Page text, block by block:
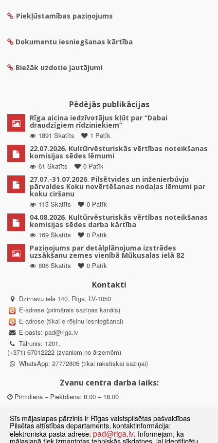
Piekļūstamības paziņojums
Dokumentu iesniegšanas kārtība
Biežāk uzdotie jautājumi
Pēdējās publikācijas
Rīga aicina iedzīvotājus kļūt par “Dabai
draudzīgiem rīdziniekiem”
1891 Skatīts
1 Patīk
22.07.2026. Kultūrvēsturiskās vērtības noteikšanas
komisijas sēdes lēmumi
61 Skatīts
0 Patīk
27.07.-31.07.2026. Pilsētvides un inženierbūvju
pārvaldes Koku novērtēšanas nodaļas lēmumi par
koku ciršanu
113 Skatīts
0 Patīk
04.08.2026. Kultūrvēsturiskās vērtības noteikšanas
komisijas sēdes darba kārtība
169 Skatīts
0 Patīk
Paziņojums par detālplānojuma izstrādes
uzsākšanu zemes vienībā Mūkusalas ielā 82
806 Skatīts
0 Patīk
Kontakti
Dzirnavu iela 140, Rīga, LV-1050
E-adrese (primārais saziņas kanāls)
E-adrese (tikai e-rēķinu iesniegšanai)
E-pasts: pad@riga.lv
Tālrunis: 1201,
(+371) 67012222 (zvaniem no ārzemēm)
WhatsApp: 27772805 (tikai rakstiskai saziņai)
Zvanu centra darba laiks:
Pirmdiena – Piektdiena: 8.00 – 18.00
Departamenta darba laiks:
Pirmdiena, Ceturtdiena: 8.30 – 18.00
Otrdiena, Trešdiena: 8.30 – 17.00
Šīs mājaslapas pārzinis ir Rīgas valstspilsētas pašvaldības
Pilsētas attīstības departaments, kontaktinformācija:
elektroniskā pasta adrese: pad@riga.lv. Informējam, ka
mājaslapā tiek izmantotas tehniskās sīkdatnes, lai identificētu